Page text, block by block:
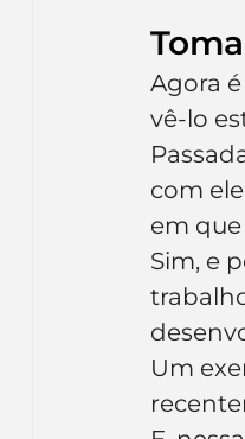
Agora
vê-lo
com
em
Sim, e
Um